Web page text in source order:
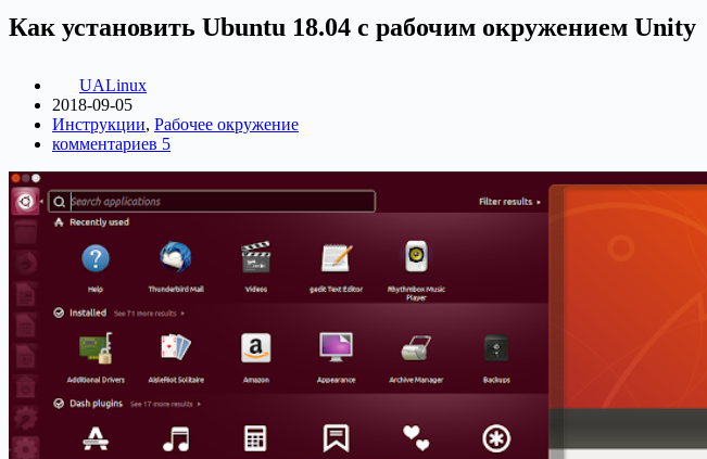
Как установить Ubuntu 18.04 с рабочим окружением Unity
UALinux
2018-09-05
Инструкции, Рабочее окружение
комментариев 5